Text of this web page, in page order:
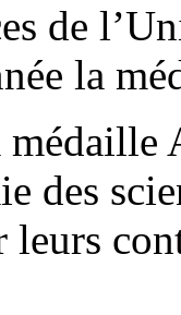
de
la
des
leurs